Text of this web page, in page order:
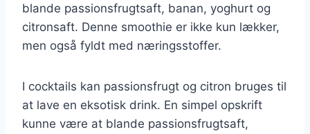
blande passionsfrugtsaft, banan, yoghurt og
citronsaft. Denne smoothie er ikke kun lækker,
men også fyldt med næringsstoffer.
I cocktails kan passionsfrugt og citron bruges til
at lave en eksotisk drink. En simpel opskrift
kunne være at blande passionsfrugtsaft,